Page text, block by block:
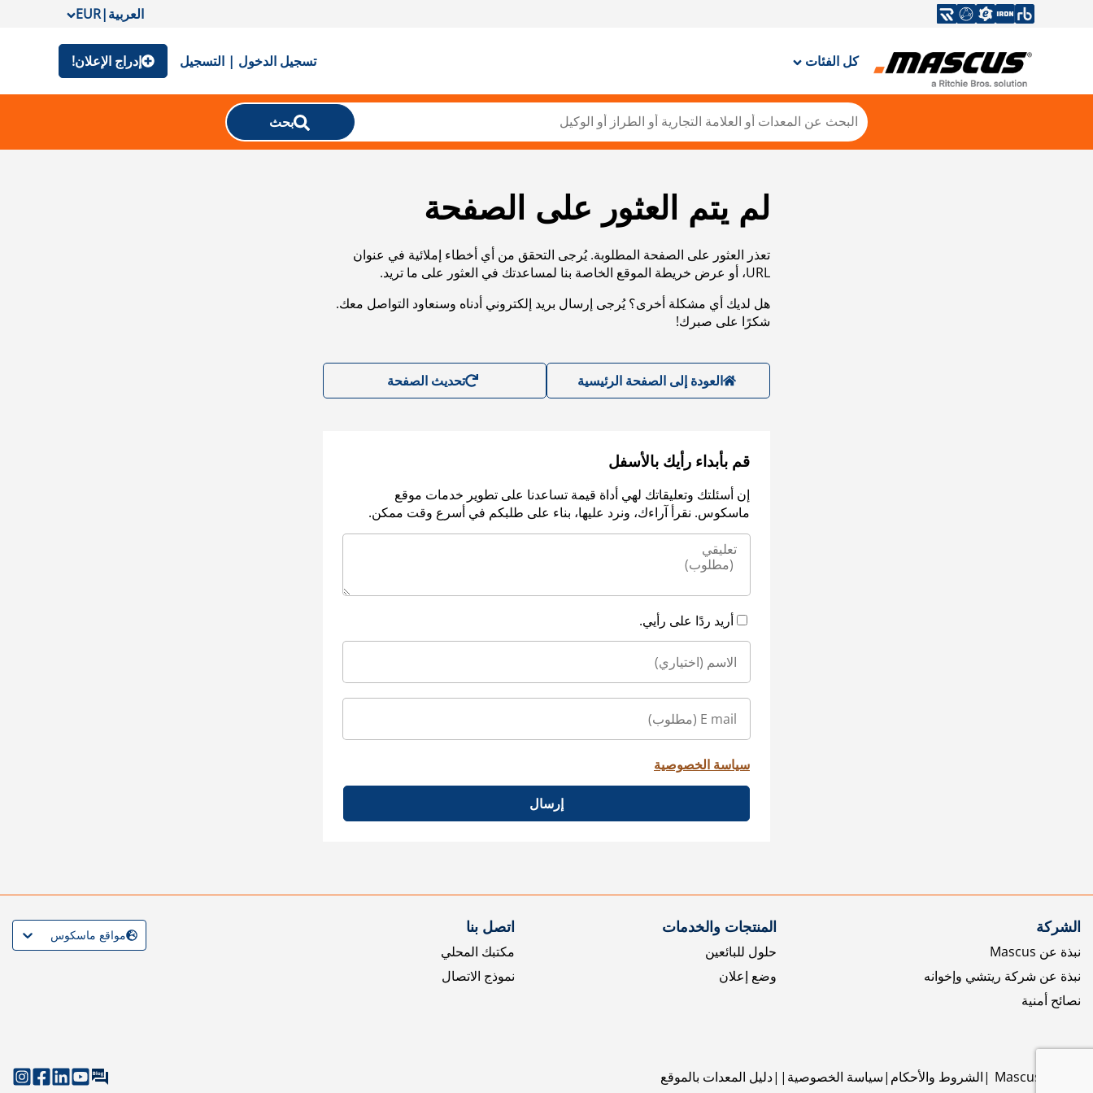
العربية|
EUR
كل الفئات تسجيل الدخول | التسجيل إدراج الإعلان!
بحث
لم يتم العثور على الصفحة
تعذر العثور على الصفحة المطلوبة. يُرجى التحقق من أي أخطاء إملائية في عنوان
URL، أو عرض خريطة الموقع الخاصة بنا لمساعدتك في العثور على ما تريد.
هل لديك أي مشكلة أخرى؟ يُرجى إرسال بريد إلكتروني أدناه وسنعاود التواصل معك.
شكرًا على صبرك!
العودة إلى الصفحة الرئيسية تحديث الصفحة
قم بأبداء رأيك بالأسفل
إن أسئلتك وتعليقاتك لهي أداة قيمة تساعدنا على تطوير خدمات موقع
ماسكوس. نقرأ آراءك، ونرد عليها، بناء على طلبكم في أسرع وقت ممكن.
أريد ردًا على رأيي.
سياسة الخصوصية
إرسال
الشركة
نبذة عن Mascus
نبذة عن شركة ريتشي وإخوانه
نصائح أمنية
المنتجات والخدمات
حلول للبائعين
وضع إعلان
اتصل بنا
مكتبك المحلي
نموذج الاتصال
Mascus الشروط والأحكام سياسة الخصوصية دليل المعدات بالموقع
مواقع ماسكوس